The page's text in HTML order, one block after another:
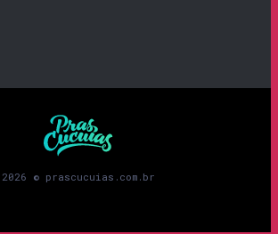
Prascucuias
2026 © prascucuias.com.br